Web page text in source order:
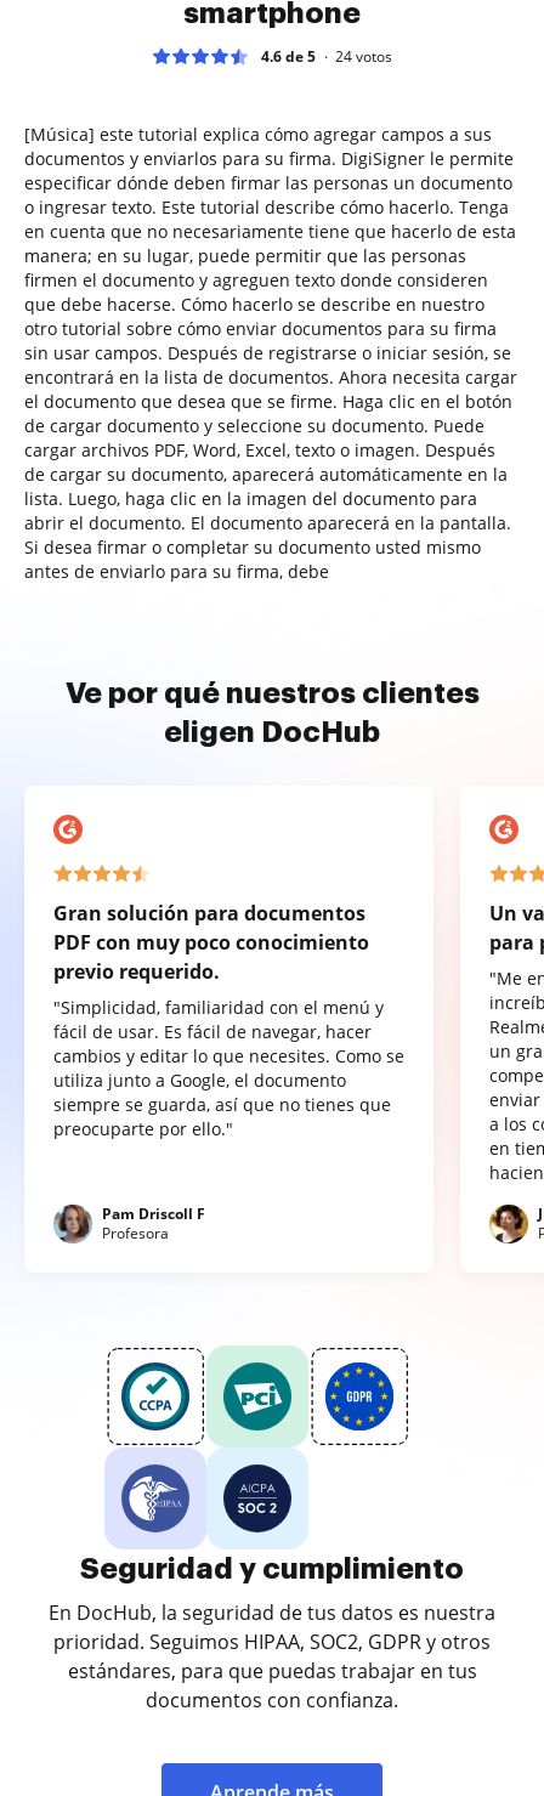
smartphone
4.6 de 5 24votos
[Música] este tutorial explica cómo agregar campos a sus
documentos y enviarlos para su firma. DigiSigner le permite
especificar dónde deben firmar las personas un documento
o ingresar texto. Este tutorial describe cómo hacerlo. Tenga
en cuenta que no necesariamente tiene que hacerlo de esta
manera; en su lugar, puede permitir que las personas
firmen el documento y agreguen texto donde consideren
que debe hacerse. Cómo hacerlo se describe en nuestro
otro tutorial sobre cómo enviar documentos para su firma
sin usar campos. Después de registrarse o iniciar sesión, se
encontrará en la lista de documentos. Ahora necesita cargar
el documento que desea que se firme. Haga clic en el botón
de cargar documento y seleccione su documento. Puede
cargar archivos PDF, Word, Excel, texto o imagen. Después
de cargar su documento, aparecerá automáticamente en la
lista. Luego, haga clic en la imagen del documento para
abrir el documento. El documento aparecerá en la pantalla.
Si desea firmar o completar su documento usted mismo
antes de enviarlo para su firma, debe
Ve por qué nuestros clientes
eligen DocHub
Gran solución para documentos
PDF con muy poco conocimiento
previo requerido.
"Simplicidad, familiaridad con el menú y
fácil de usar. Es fácil de navegar, hacer
cambios y editar lo que necesites. Como se
utiliza junto a Google, el documento
siempre se guarda, así que no tienes que
preocuparte por ello."
Pam Driscoll F
Profesora
Un
para
"Me
un
a los
en
Seguridad y cumplimiento
En DocHub, la seguridad de tus datos es nuestra
prioridad. Seguimos HIPAA, SOC2, GDPR y otros
estándares, para que puedas trabajar en tus
documentos con confianza.